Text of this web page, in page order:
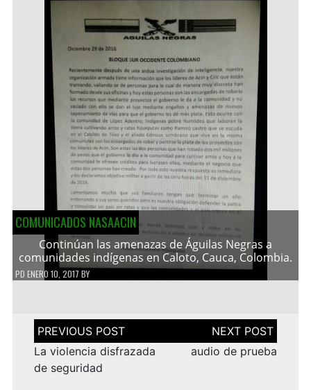
COMUNICADOS NASAACIN
Continúan las amenazas de Águilas Negras a
comunidades indígenas en Caloto, Cauca, Colombia.
PD ENERO 10, 2017 BY
Navegación
de
entradas
La violencia disfrazada
de seguridad
audio de prueba